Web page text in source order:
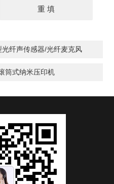
纤声传感器/光纤麦克风
筒式纳米压印机